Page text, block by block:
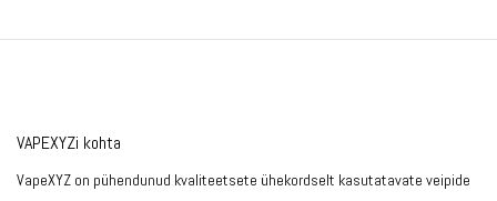
VAPEXYZi kohta
VapeXYZ on pühendunud kvaliteetsete ühekordselt kasutatavate veipide